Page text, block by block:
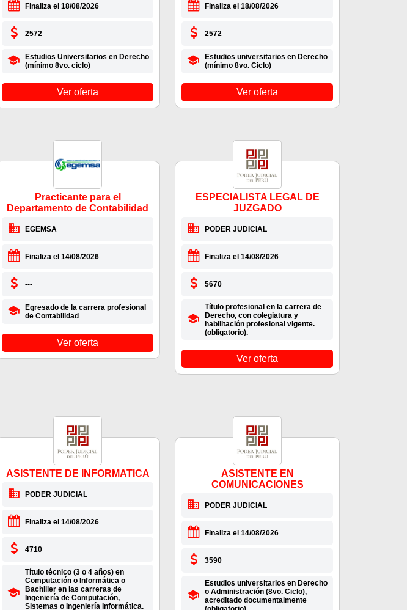
Finaliza el 18/08/2026
2572
Estudios Universitarios en Derecho
(mínimo 8vo. ciclo)
Ver oferta
Finaliza el 18/08/2026
2572
Estudios universitarios en Derecho
(mínimo 8vo. Ciclo)
Ver oferta
Practicante para el
Departamento de Contabilidad
EGEMSA
Finaliza el 14/08/2026
---
Egresado de la carrera profesional
de Contabilidad
Ver oferta
ESPECIALISTA LEGAL DE
JUZGADO
PODER JUDICIAL
Finaliza el 14/08/2026
5670
Título profesional en la carrera de
Derecho, con colegiatura y
habilitación profesional vigente.
(obligatorio).
Ver oferta
ASISTENTE DE INFORMATICA
PODER JUDICIAL
Finaliza el 14/08/2026
4710
Título técnico (3 o 4 años) en
Computación o Informática o
Bachiller en las carreras de
Ingeniería de Computación,
Sistemas o Ingeniería Informática.
ASISTENTE EN
COMUNICACIONES
PODER JUDICIAL
Finaliza el 14/08/2026
3590
Estudios universitarios en Derecho
o Administración (8vo. Ciclo),
acreditado documentalmente